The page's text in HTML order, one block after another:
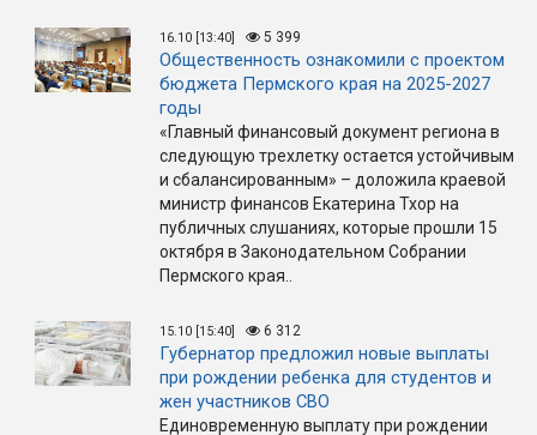
16.10 [13:40] 5 399
Общественность ознакомили с проектом
бюджета Пермского края на 2025-2027
годы
«Главный финансовый документ региона в
следующую трехлетку остается устойчивым
и сбалансированным» – доложила краевой
министр финансов Екатерина Тхор на
публичных слушаниях, которые прошли 15
октября в Законодательном Собрании
Пермского края..
15.10 [15:40] 6 312
Губернатор предложил новые выплаты
при рождении ребенка для студентов и
жен участников СВО
Единовременную выплату при рождении